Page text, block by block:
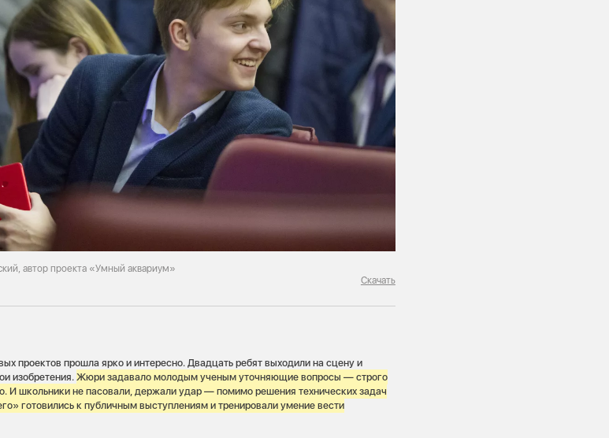
автор проекта «Умный аквариум»
Скачать
проектов прошла ярко и интересно. Двадцать ребят выходили на сцену и
изобретения.Жюри задавало молодым ученым уточняющие вопросы — строго
И школьники не пасовали, держали удар — помимо решения технических задач
готовились к публичным выступлениям и тренировали умение вести